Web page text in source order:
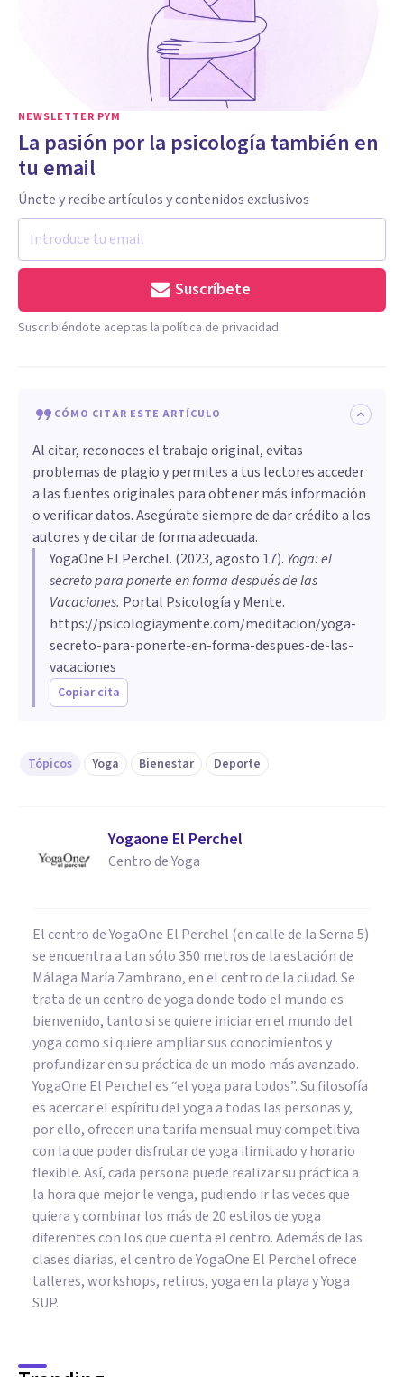
NEWSLETTER PYM
La pasión por la psicología también en
tu email
Únete y recibe artículos y contenidos exclusivos
Suscríbete
Suscribiéndote aceptas la política de privacidad
CÓMO CITAR ESTE ARTÍCULO
Al citar, reconoces el trabajo original, evitas
problemas de plagio y permites a tus lectores acceder
a las fuentes originales para obtener más información
o verificar datos. Asegúrate siempre de dar crédito a los
autores y de citar de forma adecuada.
YogaOne El Perchel. (2023, agosto 17). Yoga: el
secreto para ponerte en forma después de las
Vacaciones. Portal Psicología y Mente.
https://psicologiaymente.com/meditacion/yoga-
secreto-para-ponerte-en-forma-despues-de-las-
vacaciones
Copiar cita
Tópicos Yoga Bienestar Deporte
Yogaone El Perchel
Centro de Yoga
El centro de YogaOne El Perchel (en calle de la Serna 5)
se encuentra a tan sólo 350 metros de la estación de
Málaga María Zambrano, en el centro de la ciudad. Se
trata de un centro de yoga donde todo el mundo es
bienvenido, tanto si se quiere iniciar en el mundo del
yoga como si quiere ampliar sus conocimientos y
profundizar en su práctica de un modo más avanzado.
YogaOne El Perchel es “el yoga para todos”. Su filosofía
es acercar el espíritu del yoga a todas las personas y,
por ello, ofrecen una tarifa mensual muy competitiva
con la que poder disfrutar de yoga ilimitado y horario
flexible. Así, cada persona puede realizar su práctica a
la hora que mejor le venga, pudiendo ir las veces que
quiera y combinar los más de 20 estilos de yoga
diferentes con los que cuenta el centro. Además de las
clases diarias, el centro de YogaOne El Perchel ofrece
talleres, workshops, retiros, yoga en la playa y Yoga
SUP.